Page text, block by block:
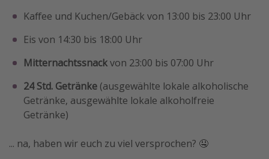
Kaffee und Kuchen/Gebäck von 13:00 bis 23:00 Uhr
Eis von 14:30 bis 18:00 Uhr
Mitternachtssnackvon 23:00 bis 07:00 Uhr
24 Std. Getränke (ausgewählte lokale alkoholische
Getränke, ausgewählte lokale alkoholfreie
Getränke)
... na, haben wir euch zu viel versprochen? 🤤